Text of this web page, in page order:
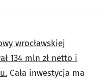
wrocławskiej
134 mln zł netto i
Cała inwestycja ma